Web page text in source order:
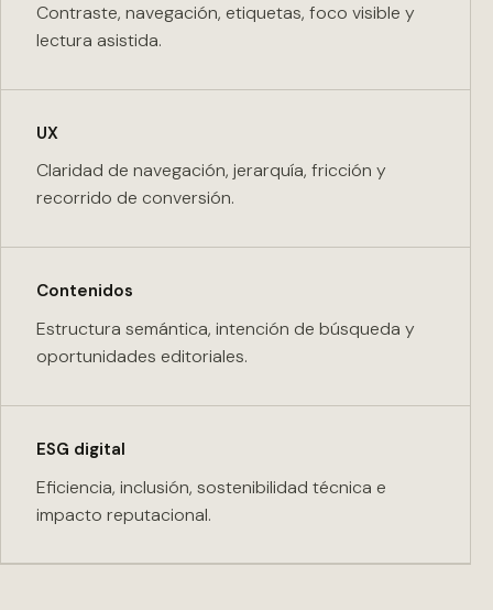
Contraste, navegación, etiquetas, foco visible y
lectura asistida.
UX
Claridad de navegación, jerarquía, fricción y
recorrido de conversión.
Contenidos
Estructura semántica, intención de búsqueda y
oportunidades editoriales.
ESG digital
Eficiencia, inclusión, sostenibilidad técnica e
impacto reputacional.